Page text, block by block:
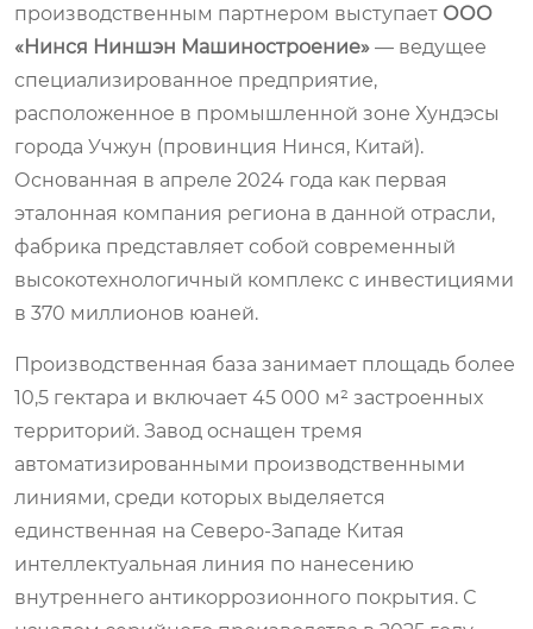
производственным партнером выступает ООО
«Нинся Ниншэн Машиностроение» — ведущее
специализированное предприятие,
расположенное в промышленной зоне Хундэсы
города Учжун (провинция Нинся, Китай).
Основанная в апреле 2024 года как первая
эталонная компания региона в данной отрасли,
фабрика представляет собой современный
высокотехнологичный комплекс с инвестициями
в 370 миллионов юаней.
Производственная база занимает площадь более
10,5 гектара и включает 45 000 м² застроенных
территорий. Завод оснащен тремя
автоматизированными производственными
линиями, среди которых выделяется
единственная на Северо-Западе Китая
интеллектуальная линия по нанесению
внутреннего антикоррозионного покрытия. С